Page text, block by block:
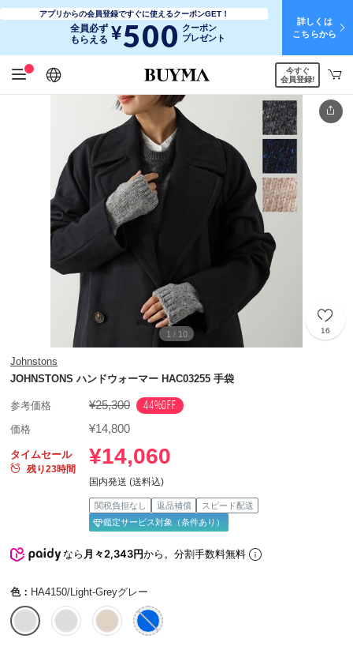
アプリからの会員登録ですぐに使えるクーポンGET！
全員必ず
もらえる ¥500 クーポン
プレゼント
詳しくは
こちらから
日本語
English
简体中文
繁體中文
今すぐ
会員登録!
1 / 10 16
Johnstons
JOHNSTONS ハンドウォーマー HAC03255 手袋
参考価格 ¥25,300 44%OFF
価格 ¥14,800
タイムセール
残り23時間
¥14,060
国内発送 (送料込)
関税負担なし 返品補償
スピード配送
鑑定サービス対象（条件あり）
なら月々2,343円から。分割手数料無料
色： HA4150/Light-Greyグレー